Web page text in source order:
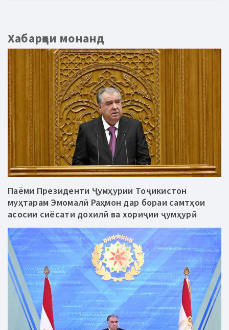
Хабарҳои монанд
Паёми Президенти Ҷумҳурии Тоҷикистон
муҳтарам Эмомалӣ Раҳмон дар бораи самтҳои
асосии сиёсати дохилӣ ва хориҷии ҷумҳурӣ